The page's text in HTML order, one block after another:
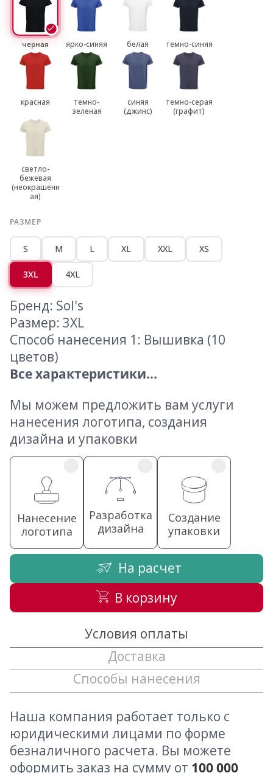
черная ярко-синяя белая темно-синяя
красная
темно-
зеленая
синяя
(джинс)
темно-серая
(графит)
светло-
бежевая
(неокрашенн
ая)
РАЗМЕР
S M L XL XXL XS
3XL 4XL
Бренд: Sol's
Размер: 3XL
Способ нанесения 1: Вышивка (10
цветов)
Все характеристики...
Мы можем предложить вам услуги
нанесения логотипа, создания
дизайна и упаковки
Нанесение
логотипа
Разработка
дизайна
Создание
упаковки
На расчет
В корзину
Условия оплаты
Доставка
Способы нанесения
Наша компания работает только с
юридическими лицами по форме
безналичного расчета. Вы можете
оформить заказ на сумму от 100 000